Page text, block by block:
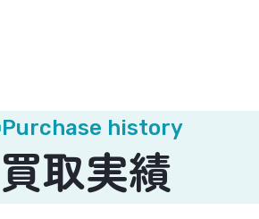
Purchase history
買取実績